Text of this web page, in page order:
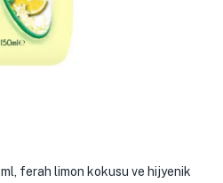
ferah limon kokusu ve hijyenik